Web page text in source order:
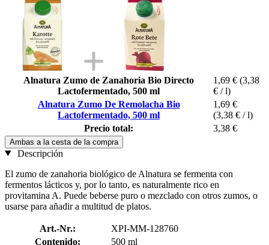
Alnatura Zumo de Zanahoria Bio Directo
Lactofermentado, 500 ml
1,69 € (3,38
€ / l)
Alnatura Zumo De Remolacha Bio
Lactofermentado, 500 ml
1,69 €
(3,38 € / l)
Precio total:
3,38 €
Ambas a la cesta de la compra
Descripción
El zumo de zanahoria biológico de Alnatura se fermenta con
fermentos lácticos y, por lo tanto, es naturalmente rico en
provitamina A. Puede beberse puro o mezclado con otros zumos, o
usarse para añadir a multitud de platos.
Art.-Nr.:
XPI-MM-128760
Contenido:
500 ml